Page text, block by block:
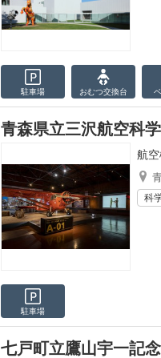
駐車場 おむつ交換台
青森県立三沢航空科
航
科
駐車場
七戸町立鷹山宇一記